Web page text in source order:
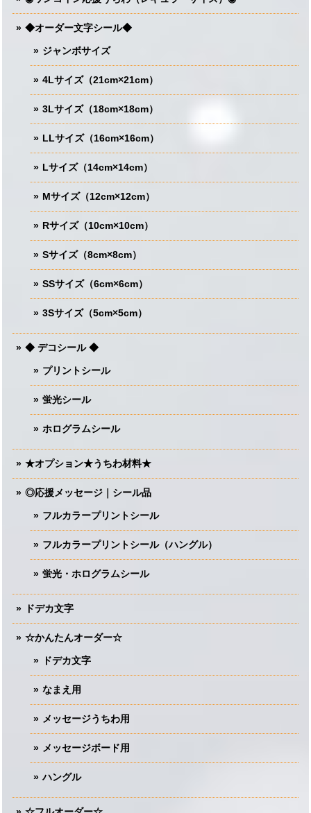
◆オーダー文字シール◆
ジャンボサイズ
4Lサイズ（21cm×21cm）
3Lサイズ（18cm×18cm）
LLサイズ（16cm×16cm）
Lサイズ（14cm×14cm）
Mサイズ（12cm×12cm）
Rサイズ（10cm×10cm）
Sサイズ（8cm×8cm）
SSサイズ（6cm×6cm）
3Sサイズ（5cm×5cm）
◆ デコシール ◆
プリントシール
蛍光シール
ホログラムシール
★オプション★うちわ材料★
◎応援メッセージ｜シール品
フルカラープリントシール
フルカラープリントシール（ハングル）
蛍光・ホログラムシール
ドデカ文字
☆かんたんオーダー☆
ドデカ文字
なまえ用
メッセージうちわ用
メッセージボード用
ハングル